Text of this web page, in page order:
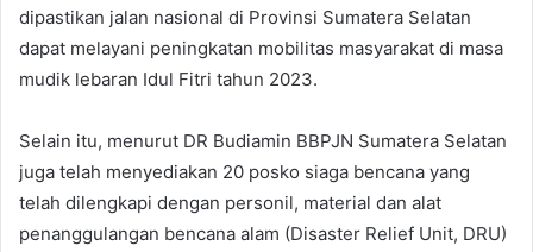
dipastikan jalan nasional di Provinsi Sumatera Selatan
dapat melayani peningkatan mobilitas masyarakat di masa
mudik lebaran Idul Fitri tahun 2023.
Selain itu, menurut DR Budiamin BBPJN Sumatera Selatan
juga telah menyediakan 20 posko siaga bencana yang
telah dilengkapi dengan personil, material dan alat
penanggulangan bencana alam (Disaster Relief Unit, DRU)